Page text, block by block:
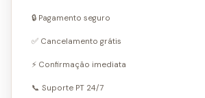
🔒 Pagamento seguro
✅ Cancelamento grátis
⚡ Confirmação imediata
📞 Suporte PT 24/7